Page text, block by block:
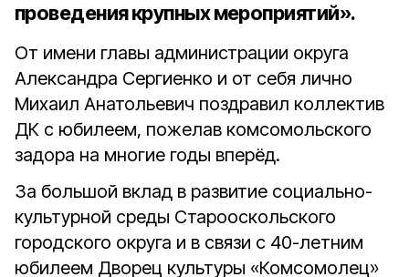
проведения крупных мероприятий».
От имени главы администрации округа
Александра Сергиенко и от себя лично
Михаил Анатольевич поздравил коллектив
ДК с юбилеем, пожелав комсомольского
задора на многие годы вперёд.
За большой вклад в развитие социально-
культурной среды Старооскольского
городского округа и в связи с 40-летним
юбилеем Дворец культуры «Комсомолец»